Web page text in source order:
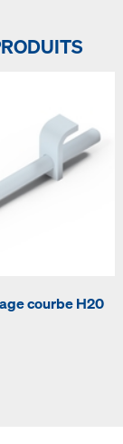
courbe H20